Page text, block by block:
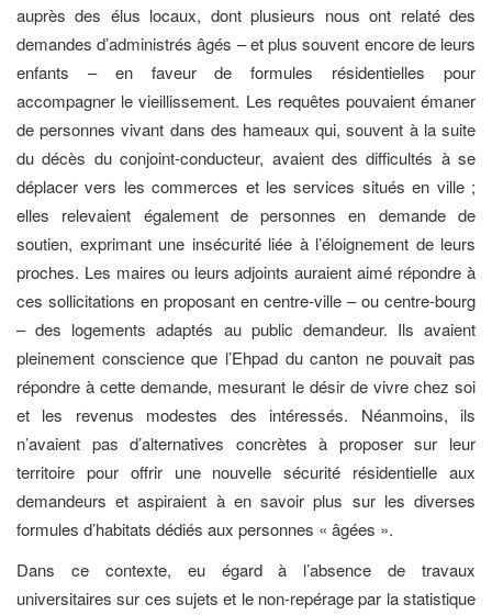
auprès des élus locaux, dont plusieurs nous ont relaté des
demandes d’administrés âgés – et plus souvent encore de leurs
enfants – en faveur de formules résidentielles pour
accompagner le vieillissement. Les requêtes pouvaient émaner
de personnes vivant dans des hameaux qui, souvent à la suite
du décès du conjoint-conducteur, avaient des difficultés à se
déplacer vers les commerces et les services situés en ville ;
elles relevaient également de personnes en demande de
soutien, exprimant une insécurité liée à l’éloignement de leurs
proches. Les maires ou leurs adjoints auraient aimé répondre à
ces sollicitations en proposant en centre-ville – ou centre-bourg
– des logements adaptés au public demandeur. Ils avaient
pleinement conscience que l’Ehpad du canton ne pouvait pas
répondre à cette demande, mesurant le désir de vivre chez soi
et les revenus modestes des intéressés. Néanmoins, ils
n’avaient pas d’alternatives concrètes à proposer sur leur
territoire pour offrir une nouvelle sécurité résidentielle aux
demandeurs et aspiraient à en savoir plus sur les diverses
formules d’habitats dédiés aux personnes « âgées ».
Dans ce contexte, eu égard à l’absence de travaux
universitaires sur ces sujets et le non-repérage par la statistique